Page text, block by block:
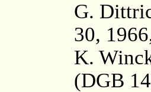
G.
30,
K.
(DGB